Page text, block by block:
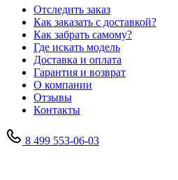
Отследить заказ
Как заказать с доставкой?
Как забрать самому?
Где искать модель
Доставка и оплата
Гарантия и возврат
О компании
Отзывы
Контакты
8 499 553-06-03